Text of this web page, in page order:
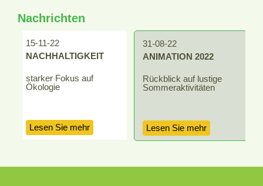
Nachrichten
15-11-22
NACHHALTIGKEIT
starker Fokus auf
Ökologie
Lesen Sie mehr
31-08-22
ANIMATION 2022
Rückblick auf lustige
Sommeraktivitäten
Lesen Sie mehr